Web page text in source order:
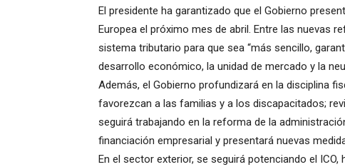
El presidente ha garantizado que el Gobierno
Europea el próximo mes de abril. Entre las nuevas
sistema tributario para que sea “más sencillo,
desarrollo económico, la unidad de mercado y la
Además, el Gobierno profundizará en la disciplina
favorezcan a las familias y a los discapacitados;
seguirá trabajando en la reforma de la
financiación empresarial y presentará nuevas
En el sector exterior, se seguirá potenciando el